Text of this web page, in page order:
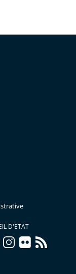
D'ETAT
instagram
flickr rss